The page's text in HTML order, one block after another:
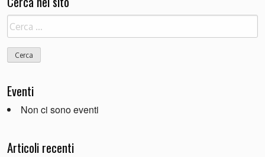
Ricerca
per:
Eventi
Non ci sono eventi
Articoli recenti